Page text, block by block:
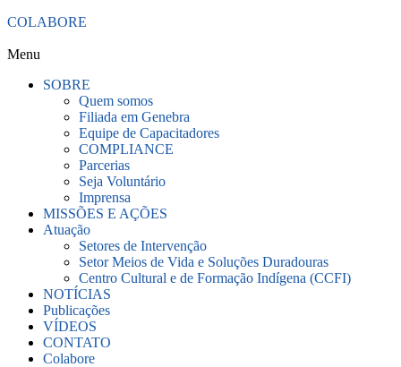
COLABORE
Menu
SOBRE
Quem somos
Filiada em Genebra
Equipe de Capacitadores
COMPLIANCE
Parcerias
Seja Voluntário
Imprensa
MISSÕES E AÇÕES
Atuação
Setores de Intervenção
Setor Meios de Vida e Soluções Duradouras
Centro Cultural e de Formação Indígena (CCFI)
NOTÍCIAS
Publicações
VÍDEOS
CONTATO
Colabore